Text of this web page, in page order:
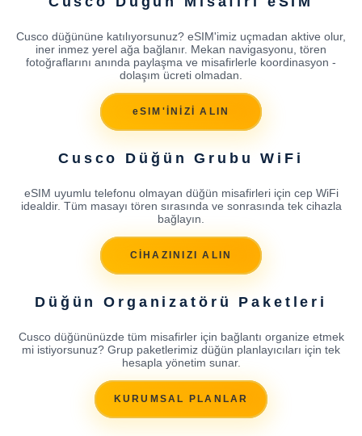
Cusco düğününe katılıyorsunuz? eSIM'imiz uçmadan aktive olur,
iner inmez yerel ağa bağlanır. Mekan navigasyonu, tören
fotoğraflarını anında paylaşma ve misafirlerle koordinasyon -
dolaşım ücreti olmadan.
eSIM'İNİZİ ALIN
Cusco Düğün Grubu WiFi
eSIM uyumlu telefonu olmayan düğün misafirleri için cep WiFi
idealdir. Tüm masayı tören sırasında ve sonrasında tek cihazla
bağlayın.
CİHAZINIZI ALIN
Düğün Organizatörü Paketleri
Cusco düğününüzde tüm misafirler için bağlantı organize etmek
mi istiyorsunuz? Grup paketlerimiz düğün planlayıcıları için tek
hesapla yönetim sunar.
KURUMSAL PLANLAR